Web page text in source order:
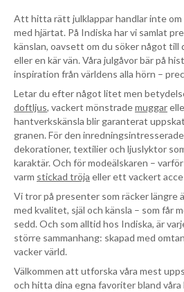
Att hitta rätt julklappar handlar inte
med hjärtat. På Indiska har vi samlat
känslan, oavsett om du söker något till
eller en kär vän. Våra julgåvor bär på
inspiration från världens alla hörn –
Letar du efter något litet men
doftljus, vackert mönstrademuggar
hantverkskänsla blir garanterat
granen. För den
dekorationer, textilier och ljuslyktor
karaktär. Och för modeälskaren –
varm stickad tröja eller ett vackert
Vi tror på presenter som räcker längre
med kvalitet, själ och känsla – som får
sedd. Och som alltid hos Indiska, är
större sammanhang: skapad med
vacker värld.
Välkommen att utforska våra mest
och hitta dina egna favoriter bland våra